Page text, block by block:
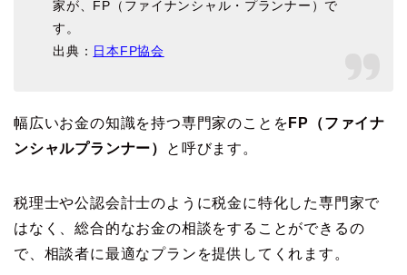
家が、FP（ファイナンシャル・プランナー）で
す。
出典： 日本FP協会
幅広いお金の知識を持つ専門家のことを FP（ファイナ
ンシャルプランナー）
と呼びます。
税理士や公認会計士のように税金に特化した専門家で
はなく、総合的なお金の相談をすることができるの
で、相談者に最適なプランを提供してくれます。